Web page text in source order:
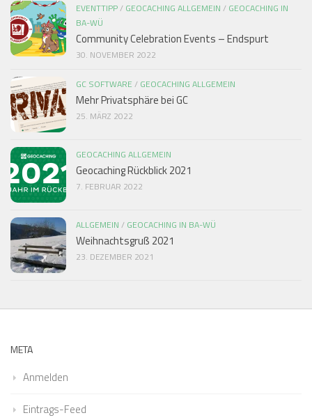
EVENTTIPP/ GEOCACHING ALLGEMEIN / GEOCACHING IN
BA-WÜ
Community Celebration Events – Endspurt
30. NOVEMBER 2022
GC SOFTWARE / GEOCACHING ALLGEMEIN
Mehr Privatsphäre bei GC
25. MÄRZ 2022
GEOCACHING ALLGEMEIN
Geocaching Rückblick 2021
7. FEBRUAR 2022
ALLGEMEIN / GEOCACHING IN BA-WÜ
Weihnachtsgruß 2021
23. DEZEMBER 2021
META
Anmelden
Eintrags-Feed